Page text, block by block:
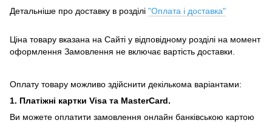
Детальніше про доставку в розділі "Оплата і доставка"
Ціна товару вказана на Сайті у відповідному розділі на момент
оформлення Замовлення не включає вартість доставки.
Оплату товару можливо здійснити декількома варіантами:
1. Платіжні картки Visa та MasterCard.
Ви можете оплатити замовлення онлайн банківською картою